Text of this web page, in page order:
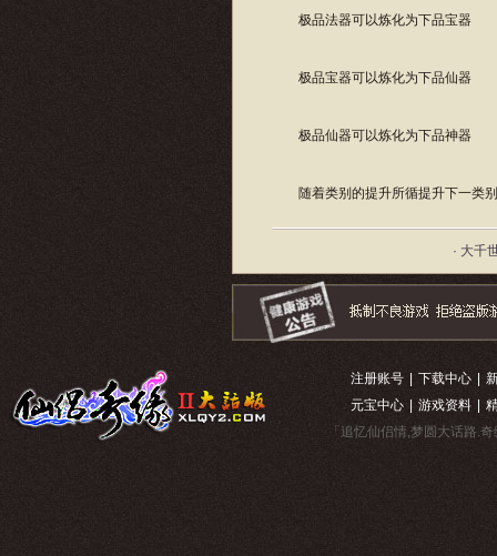
极品法器可以炼化为下品宝器
极品宝器可以炼化为下品仙器
极品仙器可以炼化为下品神器
随着类别的提升所循提升下一类别
· 大千
注册账号 下载中心
元宝中心
游戏资料
「追忆仙侣情,梦圆大话路.